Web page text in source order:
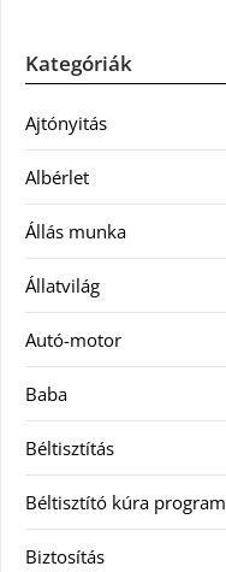
Kategóriák
Ajtónyitás
Albérlet
Állás munka
Állatvilág
Autó-motor
Baba
Béltisztítás
Béltisztító kúra program
Biztosítás